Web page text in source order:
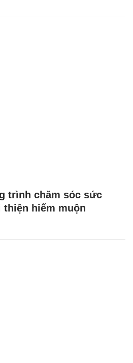
trình chăm sóc sức
thiện hiếm muộn